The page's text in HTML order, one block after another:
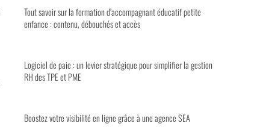
Tout savoir sur la formation d’accompagnant éducatif petite
enfance : contenu, débouchés et accès
Logiciel de paie : un levier stratégique pour simplifier la gestion
RH des TPE et PME
Boostez votre visibilité en ligne grâce à une agence SEA